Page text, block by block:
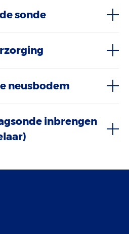
sonde
neusbodem
inbrengen